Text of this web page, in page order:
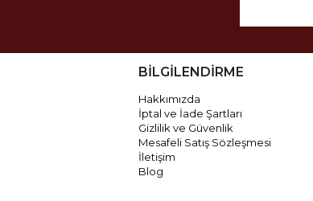
BİLGİLENDİRME
Hakkımızda
İptal ve İade Şartları
Gizlilik ve Güvenlik
Mesafeli Satış Sözleşmesi
İletişim
Blog